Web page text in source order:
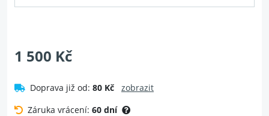
1 500 Kč
Doprava již od: 80 Kč
zobrazit
Záruka vrácení: 60 dní